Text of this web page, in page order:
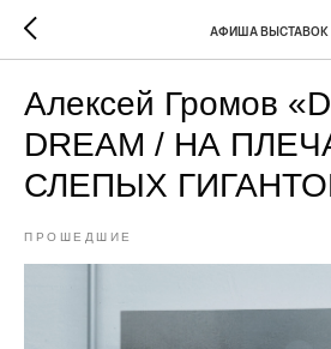
АФИША ВЫСТАВОК
Алексей Громов
DREAM / НА
СЛЕПЫХ
ПРОШЕДШИЕ